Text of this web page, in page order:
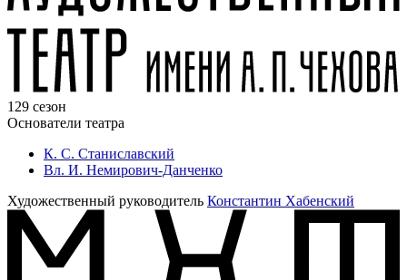
129 сезон
Основатели театра
К. С. Станиславский
Вл. И. Немирович-Данченко
Художественный руководитель Константин Хабенский